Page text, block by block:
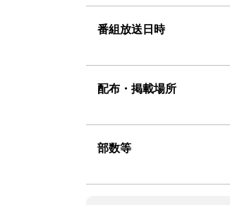
番組放送日時
配布・掲載場所
部数等